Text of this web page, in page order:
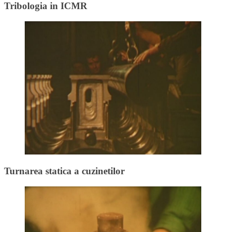
Tribologia in ICMR
Turnarea statica a cuzinetilor